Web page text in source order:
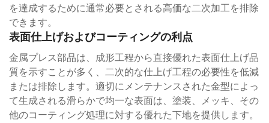
を達成するために通常必要とされる高価な二次加工を排除
できます。
表面仕上げおよびコーティングの利点
金属プレス部品は、成形工程から直接優れた表面仕上げ品
質を示すことが多く、二次的な仕上げ工程の必要性を低減
または排除します。適切にメンテナンスされた金型によっ
て生成される滑らかで均一な表面は、塗装、メッキ、その
他のコーティング処理に対する優れた下地を提供します。